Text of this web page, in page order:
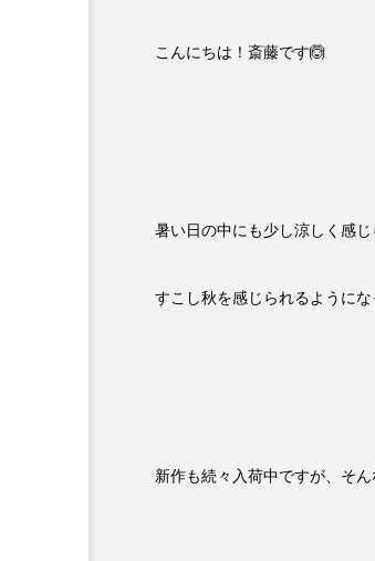
こんにちは！斎藤です🙆
暑い日の中にも少し涼しく感
すこし秋を感じられるように
新作も続々入荷中ですが、そ